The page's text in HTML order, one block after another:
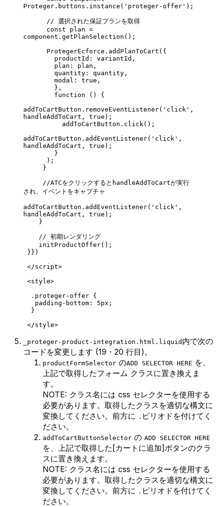
Proteger.buttons. instance ( 'proteger-offer' );
      // 選択された保証プランを取得
      const
plan =
component. getPlanSelection ();
      ProtegerEcforce.
addPlanToCart ({
        productId: variantId,
        plan: plan,
        quantity: quantity,
        modal:
true ,
        },
        function
() {
addToCartButton. removeEventListener( 'click' ,
handleAddToCart, true );
          addToCartButton.
click();
addToCartButton. addEventListener( 'click' ,
handleAddToCart, true );
        }
      );
     }
され、イベントをキャプチャ
addToCartButton. addEventListener( 'click' ,
handleAddToCart, true );
    }
    // 初期レンダリング
    initProductOffer
();
}})
</script>
<style>
  .proteger-offer
{
   padding-bottom
: 5px ;
  }
</style>
_proteger-product-integration.html.liquid 内で次の
コードを変更します (19・20 行目)。
productFormSelector のADD SELECTOR HERE を、
上記で取得したフォーム クラスに置き換えま
す。
NOTE: クラス名には css セレクターを使用する
必要があります。取得したクラスを適切な構文に
変換してください。前方に . ピリオドを付けてく
ださい。
addToCartButtonSelector の ADD SELECTOR HERE
を、上記で取得した[カートに追加]ボタンのクラ
スに置き換えます。
NOTE: クラス名には css セレクターを使用する
必要があります。取得したクラスを適切な構文に
変換してください。前方に . ピリオドを付けてく
ださい。